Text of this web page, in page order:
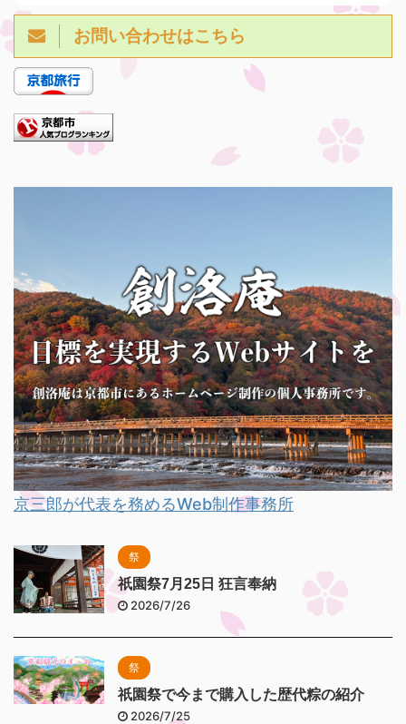
お問い合わせはこちら
京三郎が代表を務めるWeb制作事務所
祭
祇園祭7月25日 狂言奉納
2026/7/26
祭
祇園祭で今まで購入した歴代粽の紹介
2026/7/25